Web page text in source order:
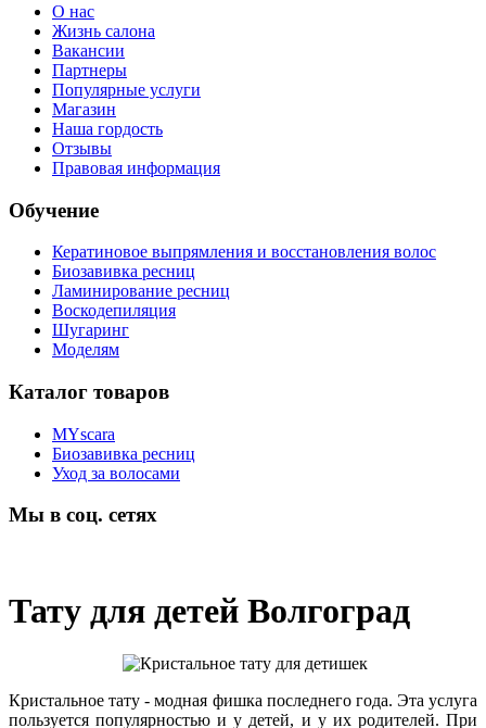
О нас
Жизнь салона
Вакансии
Партнеры
Популярные услуги
Магазин
Наша гордость
Отзывы
Правовая информация
Обучение
Кератиновое выпрямления и восстановления волос
Биозавивка ресниц
Ламинирование ресниц
Воскодепиляция
Шугаринг
Моделям
Каталог товаров
MYscara
Биозавивка ресниц
Уход за волосами
Мы в соц. сетях
Тату для детей Волгоград
Кристальное тату - модная фишка последнего года. Эта услуга
пользуется популярностью и у детей, и у их родителей. При